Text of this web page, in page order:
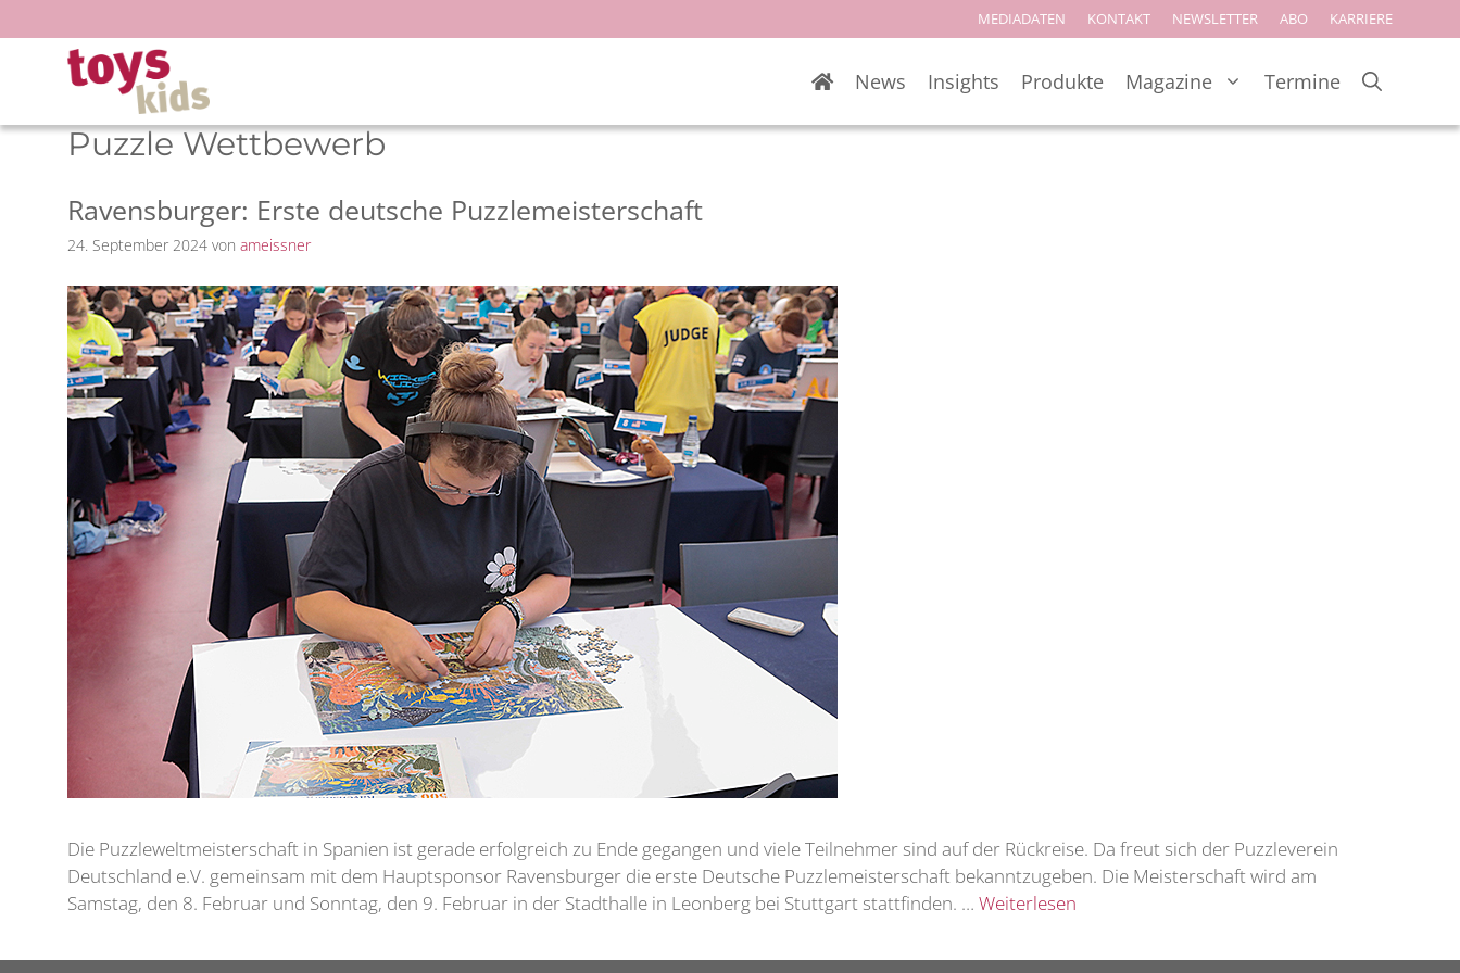
Inhalt
springen
MEDIADATEN KONTAKT NEWSLETTER ABO KARRIERE
News Insights Produkte Magazine Termine
Puzzle Wettbewerb
Ravensburger: Erste deutsche Puzzlemeisterschaft
24. September 2024 von ameissner
Die Puzzleweltmeisterschaft in Spanien ist gerade erfolgreich zu Ende gegangen und viele Teilnehmer sind auf der Rückreise. Da freut sich der Puzzleverein
Deutschland e.V. gemeinsam mit dem Hauptsponsor Ravensburger die erste Deutsche Puzzlemeisterschaft bekanntzugeben. Die Meisterschaft wird am
Samstag, den 8. Februar und Sonntag, den 9. Februar in der Stadthalle in Leonberg bei Stuttgart stattfinden. … Weiterlesen